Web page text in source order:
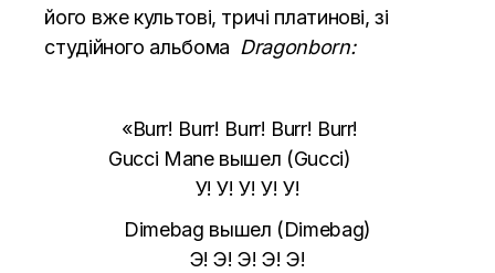
його вже культові, тричі платинові, зі
студійного альбома Dragonborn:
«Burr! Burr! Burr! Burr! Burr!
Gucci Mane вышел (Gucci)
У! У! У! У! У!
Dimebag вышел (Dimebag)
Э! Э! Э! Э! Э!